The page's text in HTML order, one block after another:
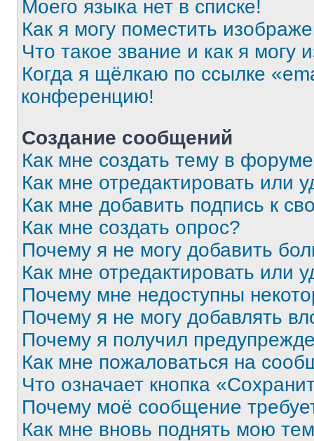
Моего языка нет в списке!
Как я могу поместить
Что такое звание и как я могу
Когда я щёлкаю по ссылке
конференцию!
Создание сообщений
Как мне создать тему в
Как мне отредактировать или
Как мне добавить подпись к
Как мне создать опрос?
Почему я не могу добавить
Как мне отредактировать или
Почему мне недоступны
Почему я не могу добавлять
Почему я получил
Как мне пожаловаться на
Что означает кнопка
Почему моё сообщение
Как мне вновь поднять мою